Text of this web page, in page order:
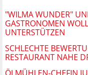
"WILMA WUNDER"
GASTRONOMEN
UNTERSTÜTZEN
SCHLECHTE
RESTAURANT NAHE